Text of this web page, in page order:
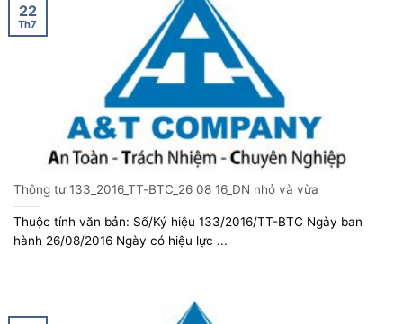
Thông tư 133_2016_TT-BTC_26 08 16_DN nhỏ và vừa
Thuộc tính văn bản: Số/Ký hiệu 133/2016/TT-BTC Ngày ban
hành 26/08/2016 Ngày có hiệu lực ...
22
Th7